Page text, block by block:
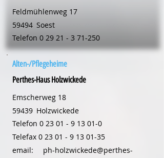
Feldmühlenweg 17
59494 Soest
Telefon 0 29 21 - 3 71-250
Alten-/Pflegeheime
Perthes-Haus Holzwickede
Emscherweg 18
59439 Holzwickede
Telefon 0 23 01 - 9 13 01-0
Telefax 0 23 01 - 9 13 01-35
email:
ph-holzwickede@perthes-